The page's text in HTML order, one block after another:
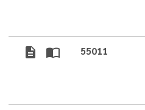
description import_contacts 55011